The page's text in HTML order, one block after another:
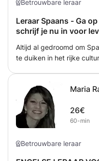
Betrouwbare leraar
Leraar Spaans - Ga
schrijf je nu in voor
Altijd al gedroomd om
te duiken in het rijke
Dynamische,
Hooggekwalificeerde
leren door situaties uit
gesprekken. Gastvrije en
Maria
26€
60-min
Betrouwbare leraar